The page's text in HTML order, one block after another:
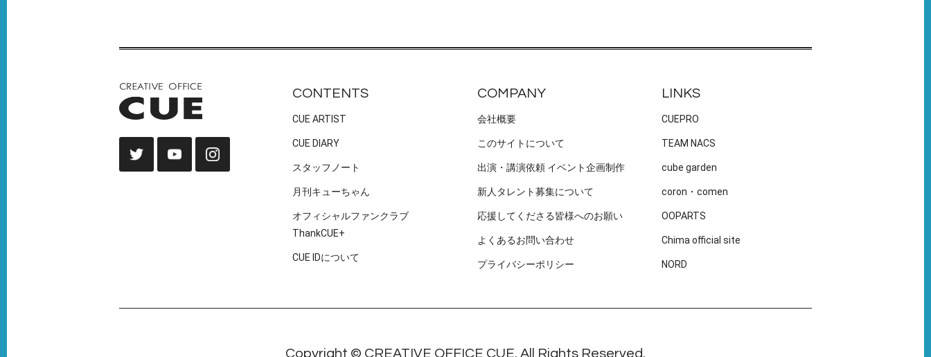
CONTENTS
CUE ARTIST
CUE DIARY
スタッフノート
月刊キューちゃん
オフィシャルファンクラブ
ThankCUE+
CUE IDについて
COMPANY
会社概要
このサイトについて
出演・講演依頼 イベント企画制作
新人タレント募集について
応援してくださる皆様へのお願い
よくあるお問い合わせ
プライバシーポリシー
LINKS
CUEPRO
TEAM NACS
cube garden
coron・comen
OOPARTS
Chima official site
NORD
Copyright © CREATIVE OFFICE CUE. All Rights Reserved.